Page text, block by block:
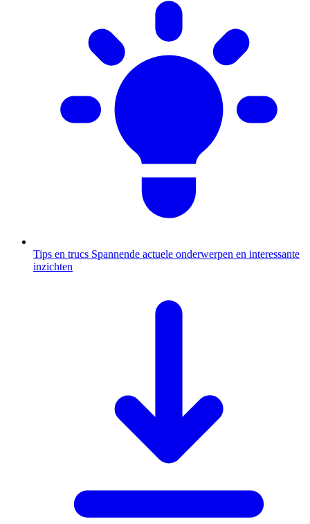
Tips en trucs Spannende actuele onderwerpen en interessante
inzichten